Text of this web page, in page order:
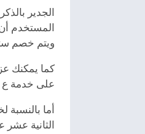
الجدير
المستخدم
ويتم خصم
كما يمكنك
على خدمة ع
أما
الثانية